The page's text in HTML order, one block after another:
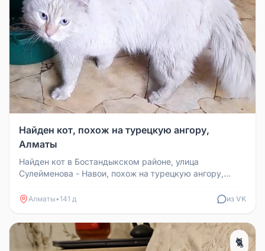
Найден кот, похож на турецкую ангору,
Алматы
Найден кот в Бостандыкском районе, улица
Сулейменова - Навои, похож на турецкую ангору,
Алматы•141 д из VK
🐈